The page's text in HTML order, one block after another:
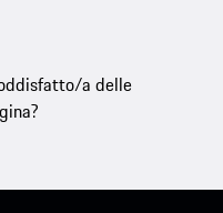
a delle